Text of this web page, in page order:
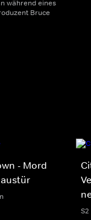
während eines
Bruce
- Mord